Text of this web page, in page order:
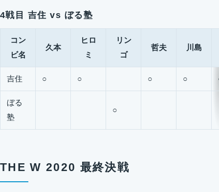
4戦目 吉住 vs ぼる塾
コン
ビ名
久本
ヒロ
ミ
リン
ゴ
哲夫 川島
吉住 ○ ○ ○ ○
ぼる
塾
○
THE W 2020 最終決戦